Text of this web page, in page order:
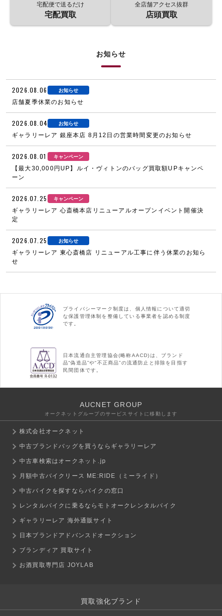
宅配便で送るだけ
宅配買取
全店舗アクセス抜群
店頭買取
お知らせ
2026.08.06 お知らせ
店舗夏季休業のお知らせ
2026.08.04 お知らせ
ギャラリーレア 銀座本店 8月12日の営業時間変更のお知らせ
2026.08.01 キャンペーン
【最大30,000円UP】ルイ・ヴィトンのバッグ買取額UPキャンペ
ーン
2026.07.25 キャンペーン
ギャラリーレア 心斎橋本店リニューアルオープンイベント開催決
定
2026.07.25 お知らせ
ギャラリーレア 東心斎橋店 リニューアル工事に伴う休業のお知ら
せ
プライバシーマーク制度は、個人情報について適切
な保護管理体制を整備している事業者を認める制度
です。
日本流通自主管理協会(略称AACD)は、ブランド
品“偽造品”や“不正商品”の流通防止と排除を目指す
民間団体です。
AUCNET GROUP
オークネットグループのサービスサイトに移動します
株式会社オークネット
中古ブランドバッグを買うならギャラリーレア
中古車検索はオークネット.jp
月額中古バイクリース ME:RIDE（ミーライド）
中古バイクを探すならバイクの窓口
レンタルバイクに乗るならモトオークレンタルバイク
ギャラリーレア 海外通販サイト
日本ブランドアドバンスドオークション
ブランディア 買取サイト
お酒買取専門店 JOYLAB
買取強化ブランド